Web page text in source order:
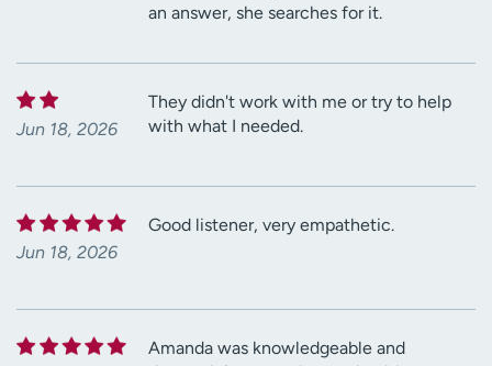
an answer, she searches for it.
Jun 18, 2026
They didn't work with me or try to help
with what I needed.
Jun 18, 2026
Good listener, very empathetic.
Amanda was knowledgeable and